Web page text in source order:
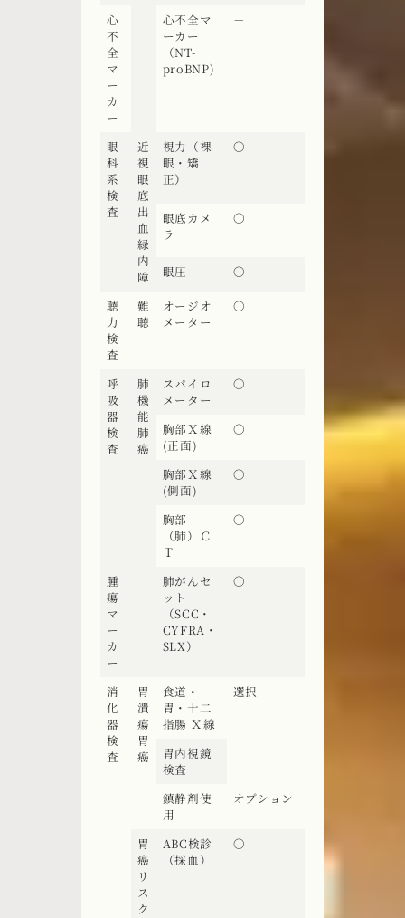
心
不
全
マ
ー
カ
ー
心不全マ
ーカー
（NT-
proBNP)
－
眼
科
系
検
査
近
視
眼
底
出
血
緑
内
障
視力（裸
眼・矯
正）
〇
眼底カメ
ラ
〇
眼圧
〇
聴
力
検
査
難
聴
オージオ
メーター
〇
呼
吸
器
検
査
肺
機
能
肺
癌
スパイロ
メーター
〇
胸部Ｘ線
(正面)
〇
胸部Ｘ線
(側面)
〇
胸部
（肺）Ｃ
Ｔ
〇
腫
瘍
マ
ー
カ
ー
肺がんセ
ット
（SCC・
CYFRA・
SLX）
〇
消
化
器
検
査
胃
潰
瘍
胃
癌
食道・
胃・十二
指腸 Ｘ線
選択
胃内視鏡
検査
鎮静剤使
用
オプション
胃
癌
リ
ス
ク
ABC検診
（採血）
〇